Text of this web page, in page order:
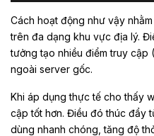
Cách hoạt động như vậy
trên đa dạng khu vực địa lý.
tưởng tạo nhiều điểm truy cập
ngoài server gốc.
Khi áp dụng thực tế cho thấy
cập tốt hơn. Điều đó thúc đẩy
dùng nhanh chóng, tăng độ